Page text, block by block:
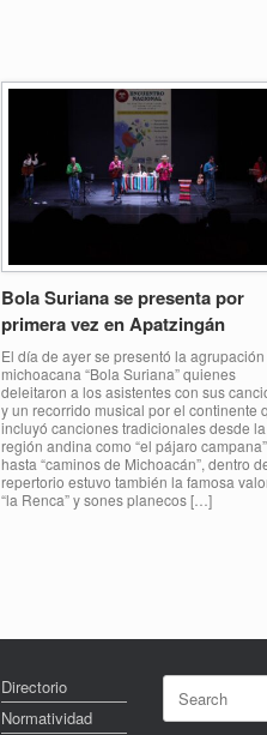
Bola Suriana se presenta por
primera vez en Apatzingán
El día de ayer se presentó la agrupación
michoacana “Bola Suriana” quienes
deleitaron a los asistentes con sus
y un recorrido musical por el continente
incluyó canciones tradicionales desde la
región andina como “el pájaro campana”
hasta “caminos de Michoacán”, dentro
repertorio estuvo también la famosa
“la Renca” y sones planecos […]
Directorio
Normatividad
Search
for: